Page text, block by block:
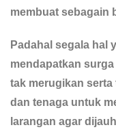
membuat sebagain
Padahal segala hal
mendapatkan
tak merugikan
dan tenaga untuk
larangan agar